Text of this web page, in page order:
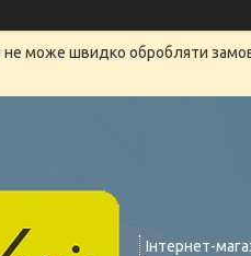
не може швидко обробляти
Інтернет-